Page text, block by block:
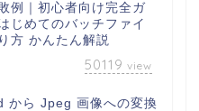
例｜初心者向け完全ガ
じめてのバッチファイ
方 かんたん解説
50119 view
から Jpeg 画像への変換